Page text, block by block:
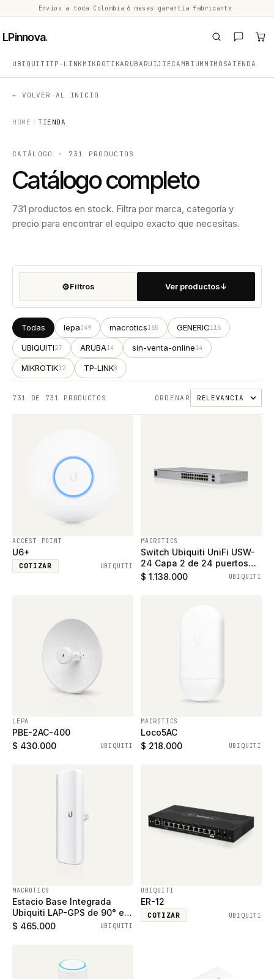
Envíos a toda Colombia 6 meses garantía fabricante
LPinnova.
UBIQUITITP-LINK MIKROTIKARUBA RUIJIECAMBIUM MIMOSATENDA
← VOLVER AL INICIO
HOME TIENDA
CATÁLOGO · 731 PRODUCTOS
Catálogo completo
731 productos en stock. Filtra por marca, categoría y
precio para encontrar el equipo exacto que necesitas.
⚙Filtros Ver productos↓
Todas lepa349 macrotics165 GENERIC116
UBIQUITI27 ARUBA14 sin-venta-online14
MIKROTIK12 TP-LINK8
731 DE 731 PRODUCTOS ORDENAR
ACCEST POINT
U6+
COTIZAR UBIQUITI
MACROTICS
Switch Ubiquiti UniFi USW-
24 Capa 2 de 24 puertos
ethernet gigabit y 2 puertos
$ 1.138.000 UBIQUITI
LEPA
PBE-2AC-400
$ 430.000
UBIQUITI
MACROTICS
Loco5AC
$ 218.000
UBIQUITI
MACROTICS
Estacio Base Integrada
Ubiquiti LAP-GPS de 90° en
5GHz 17dBi
$ 465.000 UBIQUITI
UBIQUITI
ER-12
COTIZAR UBIQUITI